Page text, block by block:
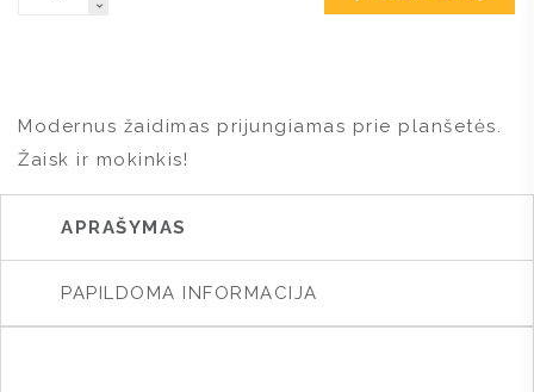
Modernus žaidimas prijungiamas prie planšetės.
Žaisk ir mokinkis!
APRAŠYMAS
PAPILDOMA INFORMACIJA